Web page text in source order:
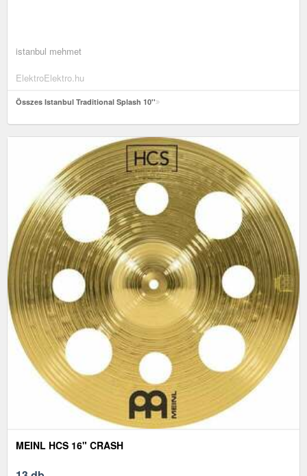
istanbul mehmet
ElektroElektro.hu
Összes Istanbul Traditional Splash 10''
MEINL HCS 16" CRASH